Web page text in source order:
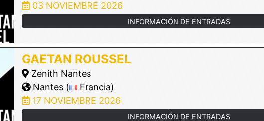
03 NOVIEMBRE 2026
INFORMACIÓN DE ENTRADAS
GAETAN ROUSSEL
Zenith Nantes
Nantes (
Francia)
17 NOVIEMBRE 2026
INFORMACIÓN DE ENTRADAS